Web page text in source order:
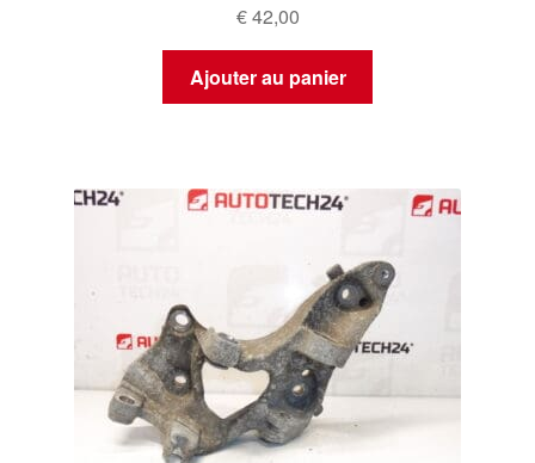
€42,00
Ajouter au panier